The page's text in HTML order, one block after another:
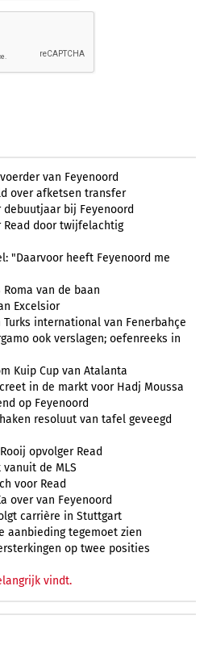
van Feyenoord
over afketsen transfer
bij Feyenoord
Read door twijfelachtig
"Daarvoor heeft Feyenoord me
Roma van de baan
Excelsior
international van Fenerbahçe
ook verslagen; oefenreeks in
Kuip Cup van Atalanta
in de markt voor Hadj Moussa
op Feyenoord
resoluut van tafel geveegd
opvolger Read
de MLS
voor Read
over van Feyenoord
carrière in Stuttgart
aanbieding tegemoet zien
op twee posities
vindt.